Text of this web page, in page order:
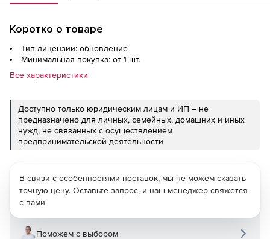
Коротко о товаре
Тип лицензии: обновление
Минимальная покупка: от 1 шт.
Все характеристики
Доступно только юридическим лицам и ИП – не
предназначено для личных, семейных, домашних и иных
нужд, не связанных с осуществлением
предпринимательской деятельности
В связи с особенностями поставок, мы не можем сказать
точную цену. Оставьте запрос, и наш менеджер свяжется
с вами
Поможем с выбором